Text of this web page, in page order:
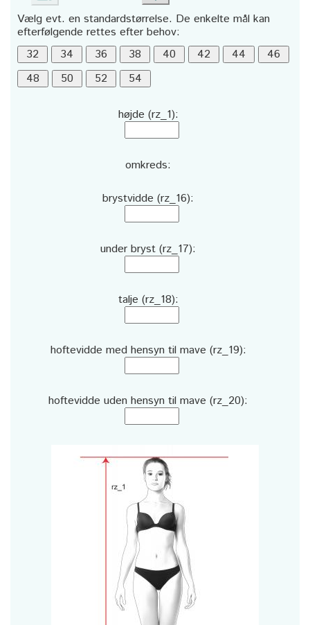
Vælg evt. en standardstørrelse. De enkelte mål kan
efterfølgende rettes efter behov:
højde (rz_1):
omkreds:
brystvidde (rz_16):
under bryst (rz_17):
talje (rz_18):
hoftevidde med hensyn til mave (rz_19):
hoftevidde uden hensyn til mave (rz_20):